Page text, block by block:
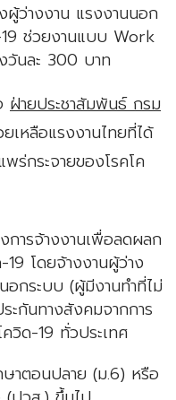
ผู้ว่างงาน แรงงานนอก
ช่วยงานแบบ Work
นละ 300 บาท
ฝ่ายประชาสัมพันธ์ กรม
เหลือแรงงานไทยที่ได้
ร่กระจายของโรคโค
การจ้างงานเพื่อลดผลก
19 โดยจ้างงานผู้ว่าง
อกระบบ (ผู้มีงานทำที่ไม่
ะกันทางสังคมจากการ
วิด-19 ทั่วประเทศ
าตอนปลาย (ม.6) หรือ